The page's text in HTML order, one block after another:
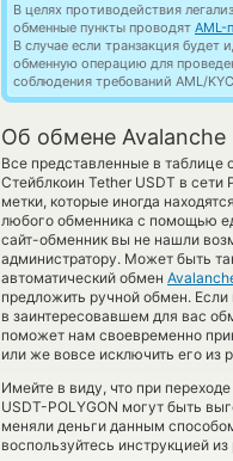
В целях противодействия
обменные пункты проводят AML-
В случае если транзакция
обменную операцию для
соблюдения требований AML/
Об обмене Avalanche
Все представленные в таблице
Стейблкоин Tether USDT в
метки, которые иногда
любого обменника с помощью
сайт-обменник вы не нашли
администратору. Может быть
автоматический обмен
предложить ручной обмен.
в заинтересовавшем для вас
поможет нам своевременно
или же вовсе исключить его из
Имейте в виду, что при
USDT-POLYGON могут быть
меняли деньги данным
воспользуйтесь инструкцией из